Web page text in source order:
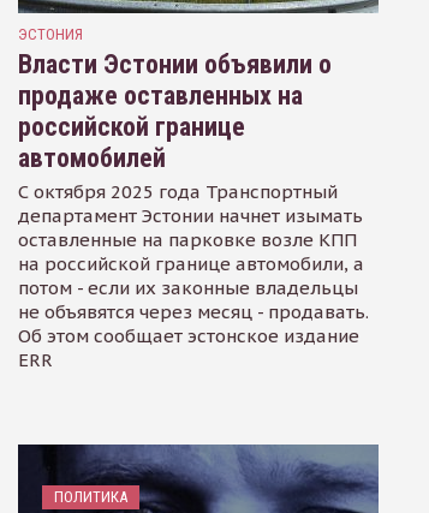
ЭСТОНИЯ
Власти Эстонии объявили о
продаже оставленных на
российской границе
автомобилей
С октября 2025 года Транспортный
департамент Эстонии начнет изымать
оставленные на парковке возле КПП
на российской границе автомобили, а
потом - если их законные владельцы
не объявятся через месяц - продавать.
Об этом сообщает эстонское издание
ERR
ПОЛИТИКА